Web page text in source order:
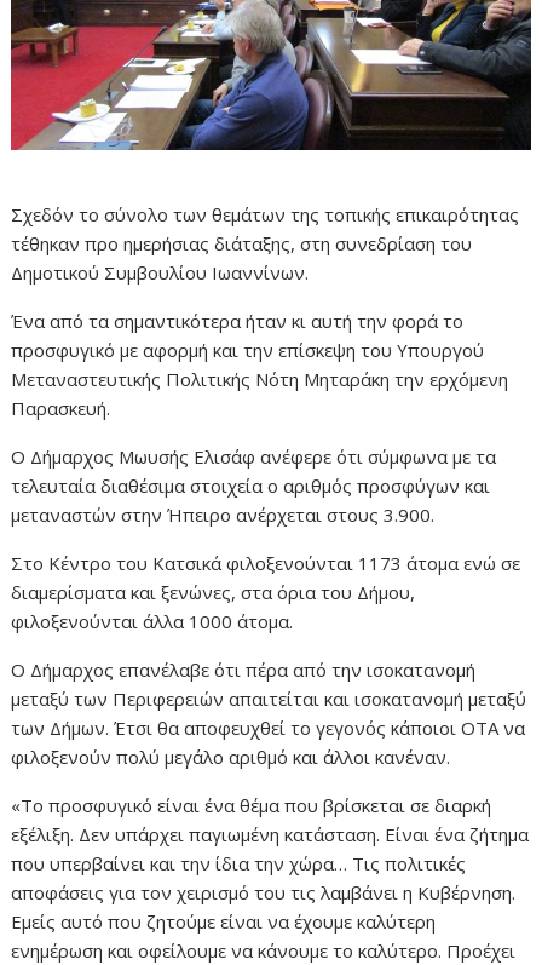
Σχεδόν το σύνολο των θεμάτων της τοπικής επικαιρότητας
τέθηκαν προ ημερήσιας διάταξης, στη συνεδρίαση του
Δημοτικού Συμβουλίου Ιωαννίνων.
Ένα από τα σημαντικότερα ήταν κι αυτή την φορά το
προσφυγικό με αφορμή και την επίσκεψη του Υπουργού
Μεταναστευτικής Πολιτικής Νότη Μηταράκη την ερχόμενη
Παρασκευή.
Ο Δήμαρχος Μωυσής Ελισάφ ανέφερε ότι σύμφωνα με τα
τελευταία διαθέσιμα στοιχεία ο αριθμός προσφύγων και
μεταναστών στην Ήπειρο ανέρχεται στους 3.900.
Στο Κέντρο του Κατσικά φιλοξενούνται 1173 άτομα ενώ σε
διαμερίσματα και ξενώνες, στα όρια του Δήμου,
φιλοξενούνται άλλα 1000 άτομα.
Ο Δήμαρχος επανέλαβε ότι πέρα από την ισοκατανομή
μεταξύ των Περιφερειών απαιτείται και ισοκατανομή μεταξύ
των Δήμων. Έτσι θα αποφευχθεί το γεγονός κάποιοι ΟΤΑ να
φιλοξενούν πολύ μεγάλο αριθμό και άλλοι κανέναν.
«Το προσφυγικό είναι ένα θέμα που βρίσκεται σε διαρκή
εξέλιξη. Δεν υπάρχει παγιωμένη κατάσταση. Είναι ένα ζήτημα
που υπερβαίνει και την ίδια την χώρα… Τις πολιτικές
αποφάσεις για τον χειρισμό του τις λαμβάνει η Κυβέρνηση.
Εμείς αυτό που ζητούμε είναι να έχουμε καλύτερη
ενημέρωση και οφείλουμε να κάνουμε το καλύτερο. Προέχει